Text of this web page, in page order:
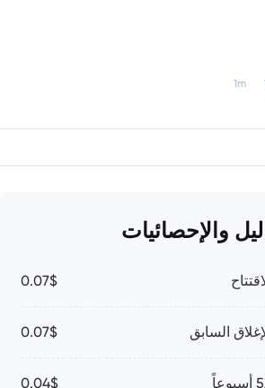
1m
والإحصائيات
0.07$
السابق 0.07$
0.04$